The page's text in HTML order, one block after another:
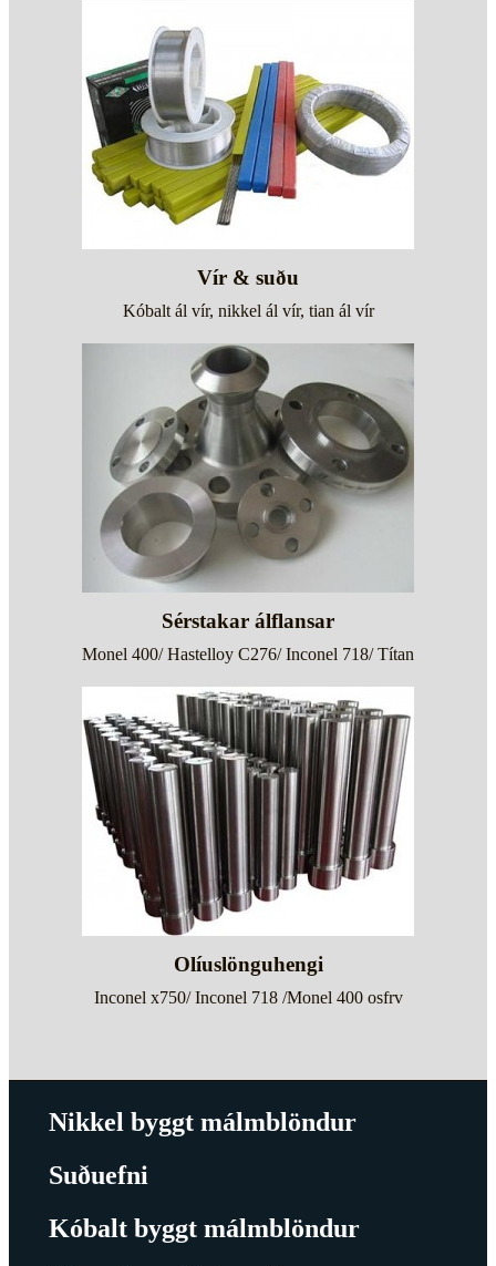
Vír & suðu
Kóbalt ál vír, nikkel ál vír, tian ál vír
Sérstakar álflansar
Monel 400/ Hastelloy C276/ Inconel 718/ Títan
Olíuslönguhengi
Inconel x750/ Inconel 718 /Monel 400 osfrv
Nikkel byggt málmblöndur
Suðuefni
Kóbalt byggt málmblöndur